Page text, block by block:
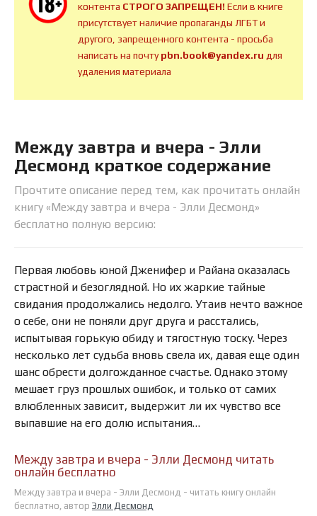
контента СТРОГО ЗАПРЕЩЕН!Если в книге
присутствует наличие пропаганды ЛГБТ и
другого, запрещенного контента - просьба
написать на почтуpbn.book@yandex.ru для
удаления материала
Между завтра и вчера - Элли
Десмонд краткое содержание
Прочтите описание перед тем, как прочитать онлайн
книгу «Между завтра и вчера - Элли Десмонд»
бесплатно полную версию:
Первая любовь юной Дженифер и Райана оказалась
страстной и безоглядной. Но их жаркие тайные
свидания продолжались недолго. Утаив нечто важное
о себе, они не поняли друг друга и расстались,
испытывая горькую обиду и тягостную тоску. Через
несколько лет судьба вновь свела их, давая еще один
шанс обрести долгожданное счастье. Однако этому
мешает груз прошлых ошибок, и только от самих
влюбленных зависит, выдержит ли их чувство все
выпавшие на его долю испытания…
Между завтра и вчера - Элли Десмонд читать
онлайн бесплатно
Между завтра и вчера - Элли Десмонд - читать книгу онлайн
бесплатно, автор Элли Десмонд